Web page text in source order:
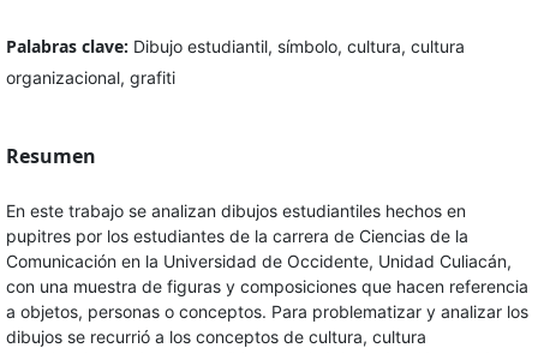
Palabras clave: Dibujo estudiantil, símbolo, cultura, cultura
organizacional, grafiti
Resumen
En este trabajo se analizan dibujos estudiantiles hechos en
pupitres por los estudiantes de la carrera de Ciencias de la
Comunicación en la Universidad de Occidente, Unidad Culiacán,
con una muestra de figuras y composiciones que hacen referencia
a objetos, personas o conceptos. Para problematizar y analizar los
dibujos se recurrió a los conceptos de cultura, cultura